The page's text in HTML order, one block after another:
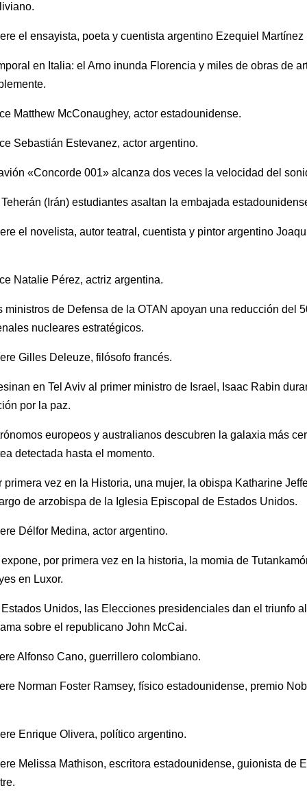
el ensayista, poeta y cuentista argentino Ezequiel Martínez
en Italia: el Arno inunda Florencia y miles de obras de
Matthew McConaughey, actor estadounidense.
Sebastián Estevanez, actor argentino.
«Concorde 001» alcanza dos veces la velocidad del
(Irán) estudiantes asaltan la embajada
el novelista, autor teatral, cuentista y pintor argentino
Natalie Pérez, actriz argentina.
ministros de Defensa de la OTAN apoyan una reducción del
nucleares estratégicos.
Gilles Deleuze, filósofo francés.
en Tel Aviv al primer ministro de Israel, Isaac Rabin
por la paz.
europeos y australianos descubren la galaxia más
detectada hasta el momento.
primera vez en la Historia, una mujer, la obispa Katharine
de arzobispa de la Iglesia Episcopal de Estados Unidos.
Délfor Medina, actor argentino.
por primera vez en la historia, la momia de
en Luxor.
Unidos, las Elecciones presidenciales dan el triunfo
sobre el republicano John McCai.
Alfonso Cano, guerrillero colombiano.
Norman Foster Ramsey, físico estadounidense, premio
Enrique Olivera, político argentino.
Melissa Mathison, escritora estadounidense, guionista de